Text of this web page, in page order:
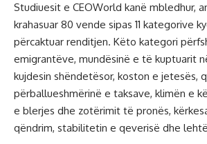
Studiuesit e CEOWorld kanë mbledhur,
krahasuar 80 vende sipas 11 kategorive
përcaktuar renditjen. Këto kategori
emigrantëve, mundësinë e të kuptuarit
kujdesin shëndetësor, koston e jetesës,
përballueshmërinë e taksave, klimën e
e blerjes dhe zotërimit të pronës,
qëndrim, stabilitetin e qeverisë dhe